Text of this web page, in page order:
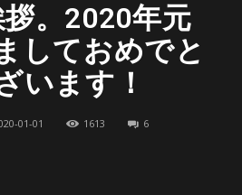
。2020年元
しておめでと
います！
01-01 1613 6